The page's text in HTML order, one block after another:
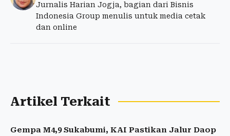
Jurnalis Harian Jogja, bagian dari Bisnis
Indonesia Group menulis untuk media cetak
dan online
Artikel Terkait
Gempa M4,9 Sukabumi, KAI Pastikan Jalur Daop